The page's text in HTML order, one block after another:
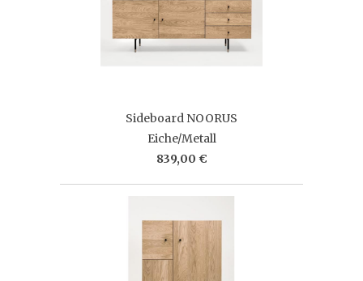
Sideboard NOORUS
Eiche/Metall
839,00 €